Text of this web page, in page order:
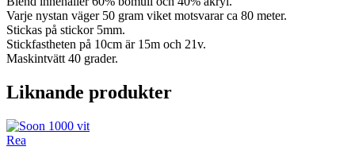
Varje nystan väger 50 gram viket motsvarar ca 80 meter.
Stickas på stickor 5mm.
Stickfastheten på 10cm är 15m och 21v.
Maskintvätt 40 grader.
Liknande produkter
Rea